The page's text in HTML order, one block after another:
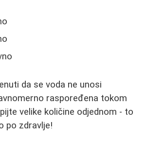
da se voda ne unosi
raspoređena tokom
velike količine odjednom - to
po zdravlje!